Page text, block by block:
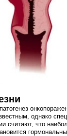
однако
считают, что